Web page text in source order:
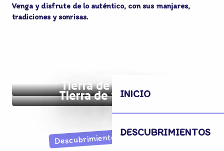
INICIO
DESCUBRIMIENTOS
Venga y disfrute de lo auténtico, con sus manjares,
tradiciones y sonrisas.
Tierra de manjares
Tierra de festivales
Descubrimientos inesperados